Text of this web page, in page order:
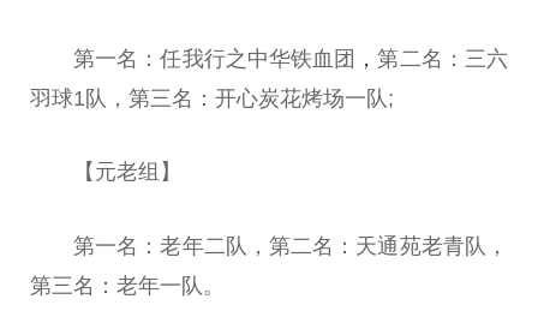
第一名：任我行之中华铁血团 ，第二名：三六
羽球1队，第三名：开心炭花烤场一队;
【元老组】
第一名：老年二队，第二名：天通苑老青队，
第三名：老年一队。